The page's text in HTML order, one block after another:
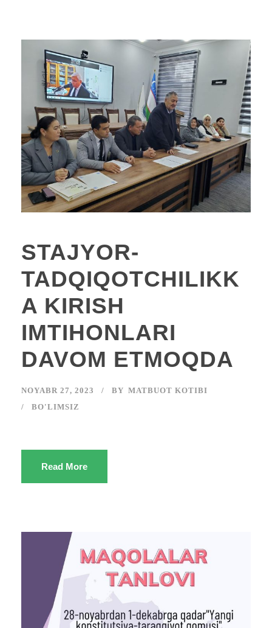
STAJYOR-
TADQIQOTCHILIKK
A KIRISH
IMTIHONLARI
DAVOM ETMOQDA
NOYABR 27, 2023 BY MATBUOT KOTIBI
BO'LIMSIZ
Read More